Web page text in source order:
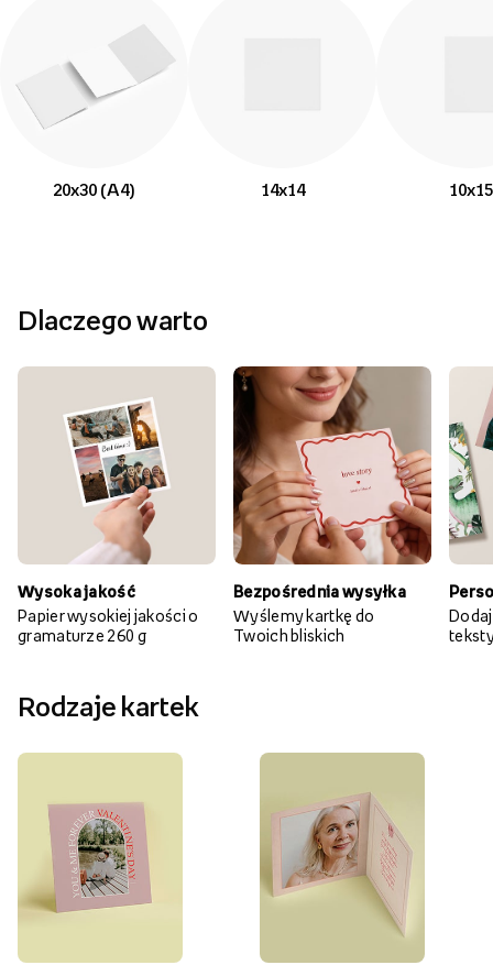
20x30 (A4) 14x14 10x15
Dlaczego warto
Wysoka jakość
Papier wysokiej jakości o
gramaturze 260 g
Bezpośrednia wysyłka
Wyślemy kartkę do
Twoich bliskich
Rodzaje kartek